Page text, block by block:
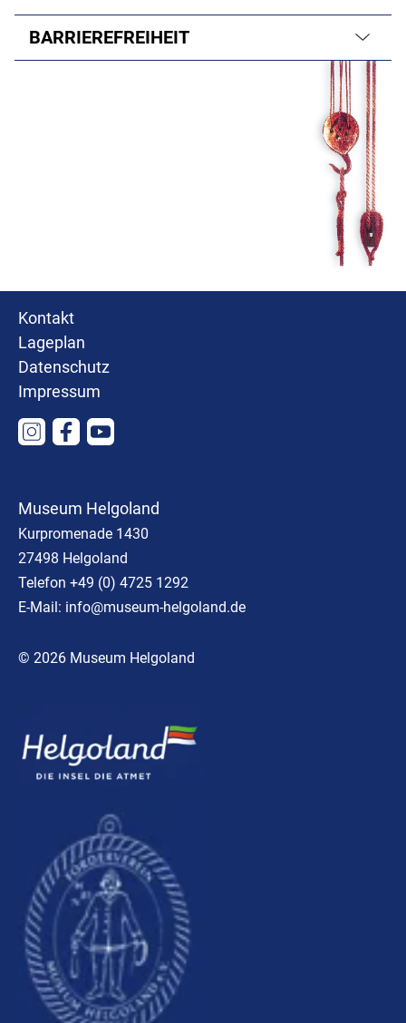
BARRIEREFREIHEIT
Kontakt
Lageplan
Datenschutz
Impressum
Museum Helgoland
Kurpromenade 1430
27498 Helgoland
Telefon +49 (0) 4725 1292
E-Mail: info@museum-helgoland.de
© 2026 Museum Helgoland